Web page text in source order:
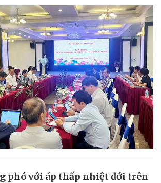
phó với áp thấp nhiệt đới trên